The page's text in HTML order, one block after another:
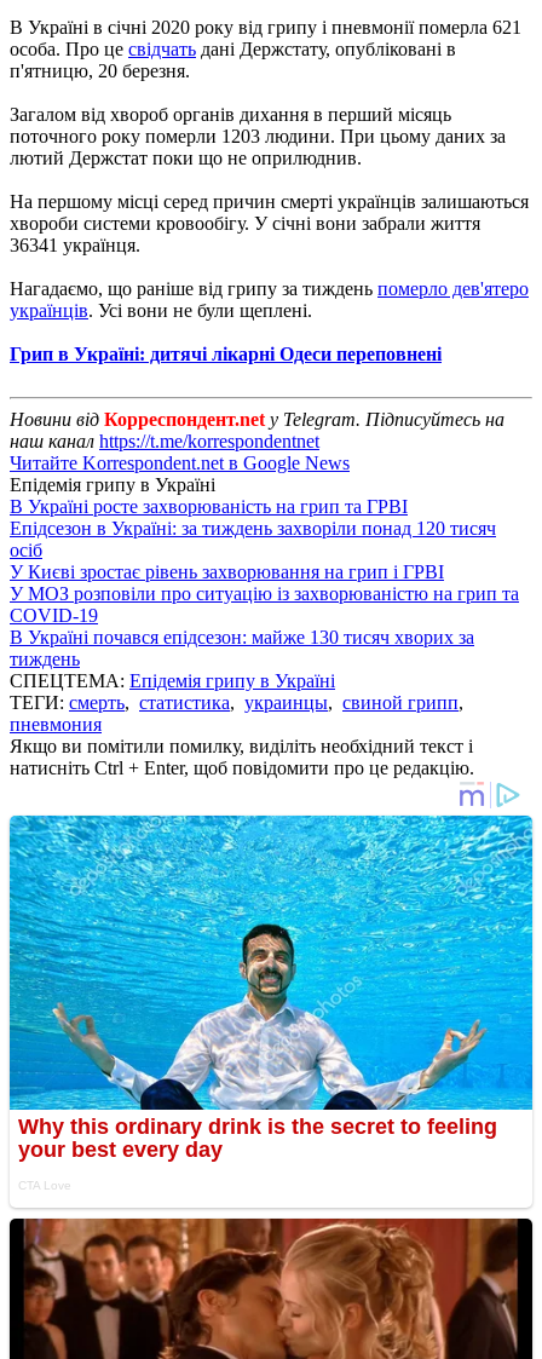
В Україні в січні 2020 року від грипу і пневмонії померла 621
особа. Про це свідчать дані Держстату, опубліковані в
п'ятницю, 20 березня.
Загалом від хвороб органів дихання в перший місяць
поточного року померли 1203 людини. При цьому даних за
лютий Держстат поки що не оприлюднив.
На першому місці серед причин смерті українців залишаються
хвороби системи кровообігу. У січні вони забрали життя
36341 українця.
Нагадаємо, що раніше від грипу за тиждень померло дев'ятеро
українців. Усі вони не були щеплені.
Грип в Україні: дитячі лікарні Одеси переповнені
Новини від Корреспондент.net у Telegram. Підписуйтесь на
наш канал https://t.me/korrespondentnet
Читайте Korrespondent.net в Google News
Епідемія грипу в Україні
В Україні росте захворюваність на грип та ГРВІ
Епідсезон в Україні: за тиждень захворіли понад 120 тисяч
осіб
У Києві зростає рівень захворювання на грип і ГРВІ
У МОЗ розповіли про ситуацію із захворюваністю на грип та
COVID-19
В Україні почався епідсезон: майже 130 тисяч хворих за
тиждень
СПЕЦТЕМА: Епідемія грипу в Україні
ТЕГИ: смерть, статистика, украинцы, свиной грипп,
пневмония
Якщо ви помітили помилку, виділіть необхідний текст і
натисніть Ctrl + Enter, щоб повідомити про це редакцію.